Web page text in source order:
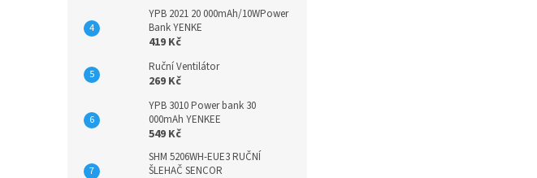
YPB 2021 20 000mAh/10WPower
Bank YENKE
419 Kč
Ruční Ventilátor
269 Kč
YPB 3010 Power bank 30
000mAh YENKEE
549 Kč
SHM 5206WH-EUE3 RUČNÍ
ŠLEHAČ SENCOR